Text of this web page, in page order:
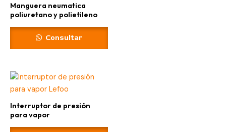
Manguera neumatica
poliuretano y polietileno
Consultar
Interruptor de presión
para vapor